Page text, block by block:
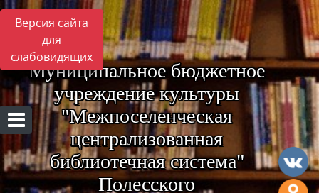
Версия сайта
для
слабовидящих
Муниципальное бюджетное
учреждение культуры
"Межпоселенческая
централизованная
библиотечная система"
Полесского